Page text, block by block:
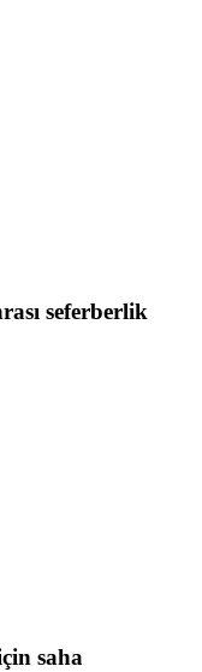
seferberlik
saha